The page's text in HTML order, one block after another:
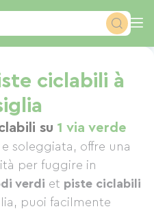
ciclabili à
su 1 via verde
soleggiata, offre una
per fuggire in
verdi et piste ciclabili
puoi facilmente